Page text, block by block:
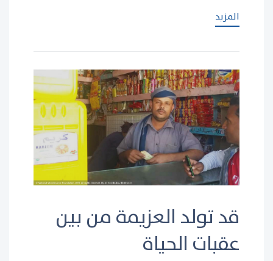
المزيد
قد تولد العزيمة من بين
عقبات الحياة